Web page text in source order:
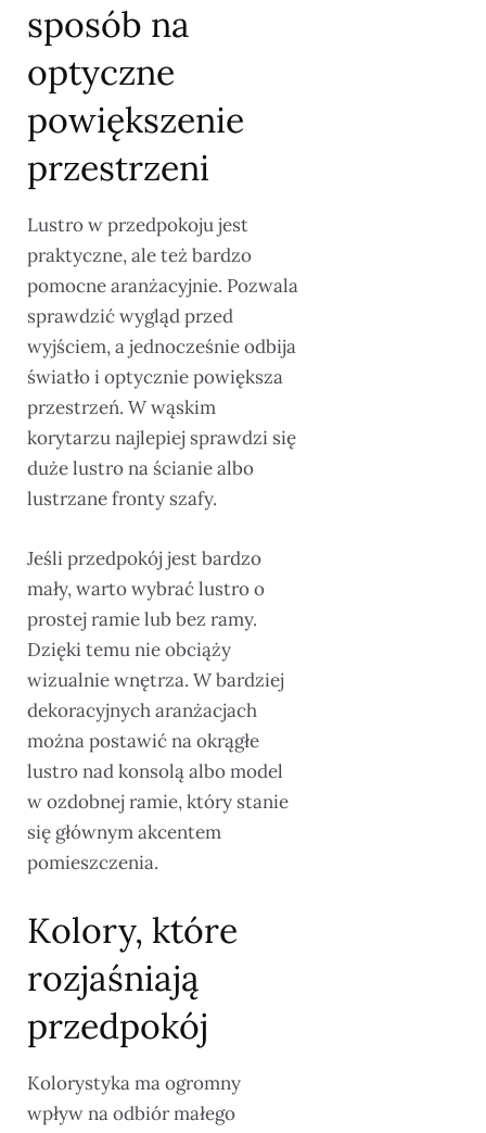
sposób na
optyczne
powiększenie
przestrzeni
Lustro w przedpokoju jest
praktyczne, ale też bardzo
pomocne aranżacyjnie. Pozwala
sprawdzić wygląd przed
wyjściem, a jednocześnie odbija
światło i optycznie powiększa
przestrzeń. W wąskim
korytarzu najlepiej sprawdzi się
duże lustro na ścianie albo
lustrzane fronty szafy.
Jeśli przedpokój jest bardzo
mały, warto wybrać lustro o
prostej ramie lub bez ramy.
Dzięki temu nie obciąży
wizualnie wnętrza. W bardziej
dekoracyjnych aranżacjach
można postawić na okrągłe
lustro nad konsolą albo model
w ozdobnej ramie, który stanie
się głównym akcentem
pomieszczenia.
Kolory, które
rozjaśniają
przedpokój
Kolorystyka ma ogromny
wpływ na odbiór małego